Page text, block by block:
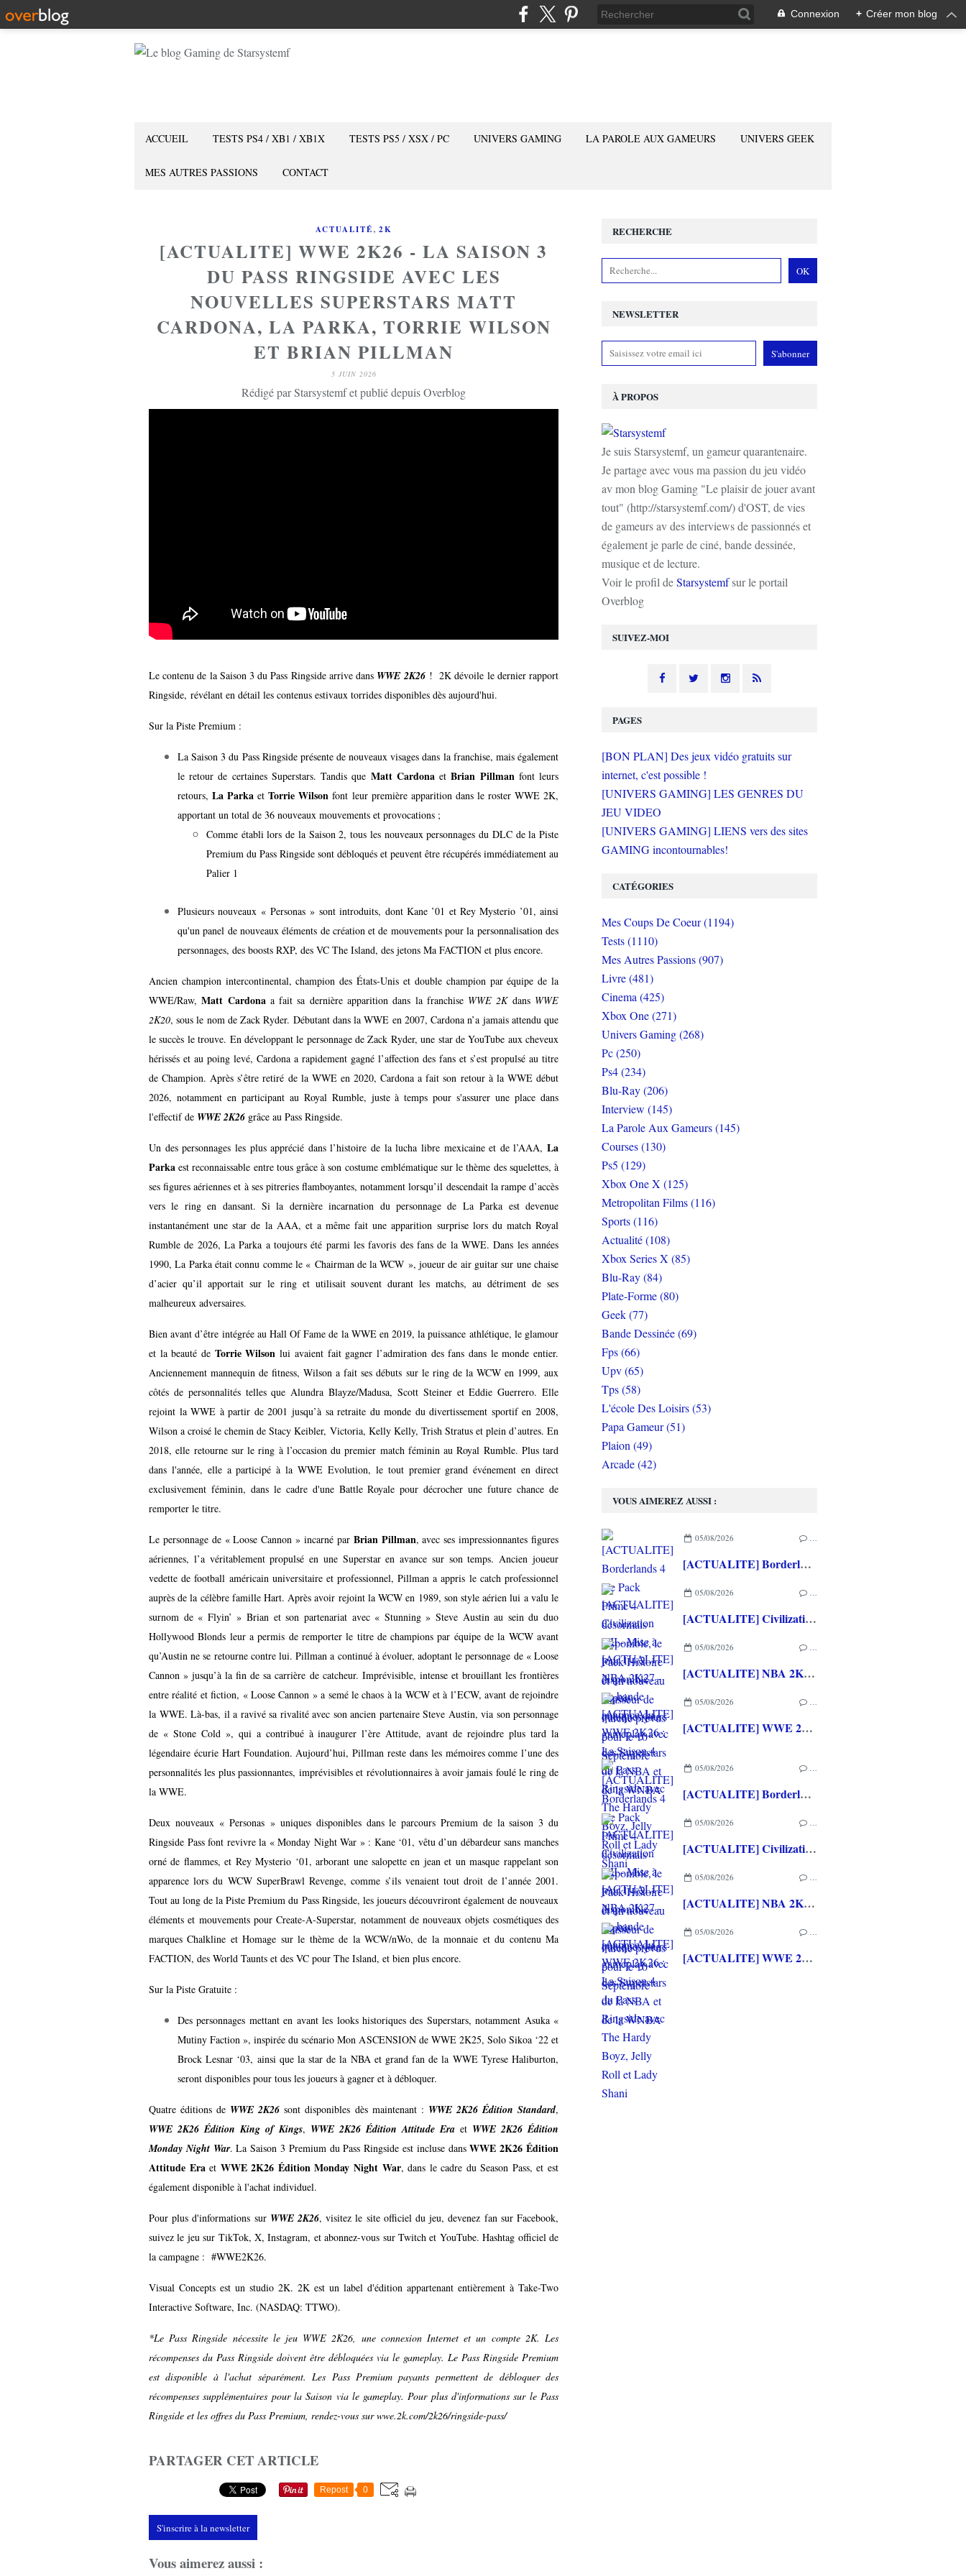
Connexion + Créer mon blog
ACCUEIL TESTS PS4 / XB1 / XB1X TESTS PS5 / XSX / PC UNIVERS GAMING LA PAROLE AUX GAMEURS UNIVERS GEEK
MES AUTRES PASSIONS CONTACT
ACTUALITÉ, 2K
[ACTUALITE] WWE 2K26 - LA SAISON 3
DU PASS RINGSIDE AVEC LES
NOUVELLES SUPERSTARS MATT
CARDONA, LA PARKA, TORRIE WILSON
ET BRIAN PILLMAN
5 JUIN 2026
Rédigé par Starsystemf et publié depuis Overblog
Le contenu de la Saison 3 du Pass Ringside arrive dans WWE 2K26! 2K dévoile le dernierrapport
Ringside, révélant en détail les contenus estivaux torrides disponibles dès aujourd'hui.
Sur la Piste Premium :
La Saison 3 du Pass Ringside présente de nouveaux visages dans la franchise, mais également
le retour de certaines Superstars. Tandis que Matt Cardona etBrian Pillman font leurs
retours,La Parka etTorrie Wilson font leur première apparition dans le roster WWE 2K,
apportant un total de 36 nouveaux mouvements et provocations ;
Comme établi lors de la Saison 2, tous les nouveaux personnages du DLC de la Piste
Premium du Pass Ringside sont débloqués et peuvent être récupérés immédiatement au
Palier 1
Plusieurs nouveaux « Personas » sont introduits, dont Kane ’01 et Rey Mysterio ’01, ainsi
qu'un panel de nouveaux éléments de création et de mouvements pour la personnalisation des
personnages, des boosts RXP, des VC The Island, des jetons Ma FACTION et plus encore.
Ancien champion intercontinental, champion des États-Unis et double champion par équipe de la
WWE/Raw,Matt Cardona a fait sa dernière apparition dans la franchise WWE 2Kdans WWE
2K20, sous le nom de Zack Ryder. Débutant dans la WWE en 2007, Cardona n’a jamais attendu que
le succès le trouve. En développant le personnage de Zack Ryder, une star de YouTube aux cheveux
hérissés et au poing levé, Cardona a rapidement gagné l’affection des fans et s’est propulsé au titre
de Champion. Après s’être retiré de la WWE en 2020, Cardona a fait son retour à la WWE début
2026, notamment en participant au Royal Rumble, juste à temps pour s'assurer une place dans
l'effectif de WWE 2K26 grâce au Pass Ringside.
Un des personnages les plus apprécié dans l’histoire de la lucha libre mexicaine et de l’AAA, La
Parka est reconnaissable entre tous grâce à son costume emblématique sur le thème des squelettes, à
ses figures aériennes et à ses pitreries flamboyantes, notamment lorsqu’il descendait la rampe d’accès
vers le ring en dansant. Si la dernière incarnation du personnage de La Parka est devenue
instantanément une star de la AAA, et a même fait une apparition surprise lors du match Royal
Rumble de 2026, La Parka a toujours été parmi les favoris des fans de la WWE. Dans les années
1990, La Parka était connu comme le « Chairman de la WCW », joueur de air guitar sur une chaise
d’acier qu’il apportait sur le ring et utilisait souvent durant les matchs, au détriment de ses
malheureux adversaires.
Bien avant d’être intégrée au Hall Of Fame de la WWE en 2019, la puissance athlétique, le glamour
et la beauté de Torrie Wilson lui avaient fait gagner l’admiration des fans dans le monde entier.
Anciennement mannequin de fitness, Wilson a fait ses débuts sur le ring de la WCW en 1999, aux
côtés de personnalités telles que Alundra Blayze/Madusa, Scott Steiner et Eddie Guerrero. Elle
rejoint la WWE à partir de 2001 jusqu’à sa retraite du monde du divertissement sportif en 2008,
Wilson a croisé le chemin de Stacy Keibler, Victoria, Kelly Kelly, Trish Stratus et plein d’autres. En
2018, elle retourne sur le ring à l’occasion du premier match féminin au Royal Rumble. Plus tard
dans l'année, elle a participé à la WWE Evolution, le tout premier grand événement en direct
exclusivement féminin, dans le cadre d'une Battle Royale pour décrocher une future chance de
remporter le titre.
Le personnage de « Loose Cannon » incarné par Brian Pillman, avec ses impressionnantes figures
aériennes, l’a véritablement propulsé en une Superstar en avance sur son temps. Ancien joueur
vedette de football américain universitaire et professionnel, Pillman a appris le catch professionnel
auprès de la célèbre famille Hart. Après avoir rejoint la WCW en 1989, son style aérien lui a valu le
surnom de « Flyin’ » Brian et son partenariat avec « Stunning » Steve Austin au sein du duo
Hollywood Blonds leur a permis de remporter le titre de champions par équipe de la WCW avant
qu’Austin ne se retourne contre lui. Pillman a continué à évoluer, adoptant le personnage de « Loose
Cannon » jusqu’à la fin de sa carrière de catcheur. Imprévisible, intense et brouillant les frontières
entre réalité et fiction, « Loose Cannon » a semé le chaos à la WCW et à l’ECW, avant de rejoindre
la WWE. Là-bas, il a ravivé sa rivalité avec son ancien partenaire Steve Austin, via son personnage
de « Stone Cold », qui a contribué à inaugurer l’ère Attitude, avant de rejoindre plus tard la
légendaire écurie Hart Foundation. Aujourd’hui, Pillman reste dans les mémoires comme l’une des
personnalités les plus passionnantes, imprévisibles et révolutionnaires à avoir jamais foulé le ring de
la WWE.
Deux nouveaux « Personas » uniques disponibles dans le parcours Premium de la saison 3 du
Ringside Pass font revivre la « Monday Night War » : Kane ‘01, vêtu d’un débardeur sans manches
orné de flammes, et Rey Mysterio ‘01, arborant une salopette en jean et un masque rappelant son
apparence lors du WCW SuperBrawl Revenge, comme s’ils venaient tout droit de l’année 2001.
Tout au long de la Piste Premium du Pass Ringside, les joueurs découvriront également de nouveaux
éléments et mouvements pour Create-A-Superstar, notamment de nouveaux objets cosmétiques des
marques Chalkline et Homage sur le thème de la WCW/nWo, de la monnaie et du contenu Ma
FACTION, des World Taunts et des VC pour The Island, et bien plus encore.
Sur la Piste Gratuite :
Des personnages mettant en avant les looks historiques des Superstars, notamment Asuka «
Mutiny Faction », inspirée du scénario Mon ASCENSION de WWE 2K25, Solo Sikoa ‘22 et
Brock Lesnar ‘03, ainsi que la star de la NBA et grand fan de la WWE Tyrese Haliburton,
seront disponibles pour tous les joueurs à gagner et à débloquer.
Quatre éditions de WWE 2K26 sont disponibles dès maintenant : WWE 2K26 Édition Standard,
WWE 2K26 Édition King of Kings, WWE 2K26 Édition Attitude Era et WWE 2K26 Édition
Monday Night War. La Saison 3 Premium du Pass Ringside est incluse dansWWE 2K26 Édition
Attitude Era et WWE 2K26 Édition Monday Night War, dans le cadre du Season Pass, et est
également disponible à l'achat individuel.
Pour plus d'informations sur WWE 2K26, visitezle site officiel du jeu, devenez fan sur Facebook,
suivez le jeu sur TikTok,X,Instagram, et abonnez-vous surTwitch et YouTube. Hashtag officiel de
la campagne : #WWE2K26.
Visual Concepts est un studio 2K. 2K est un label d'édition appartenant entièrement à Take-Two
Interactive Software, Inc. (NASDAQ: TTWO).
*Le Pass Ringside nécessite le jeu WWE 2K26, une connexion Internet et un compte 2K. Les
récompenses du Pass Ringside doivent être débloquées via le gameplay. Le Pass Ringside Premium
est disponible à l'achat séparément. Les Pass Premium payants permettent de débloquer des
récompenses supplémentaires pour la Saison via le gameplay. Pour plus d'informations sur le Pass
Ringside et les offres du Pass Premium, rendez-vous surwwe.2k.com/2k26/ringside-pass/
PARTAGER CET ARTICLE
Repost 0
S'inscrire à la newsletter
Vous aimerez aussi :
NEWSLETTER
SUIVEZ-MOI
RECHERCHE
À PROPOS
Je suis Starsystemf, un gameur quarantenaire.
Je partage avec vous ma passion du jeu vidéo
av mon blog Gaming "Le plaisir de jouer avant
tout" (http://starsystemf.com/) d'OST, de vies
de gameurs av des interviews de passionnés et
également je parle de ciné, bande dessinée,
musique et de lecture.
Voir le profil deStarsystemfsur le portail
Overblog
VOUS AIMEREZ AUSSI :
05/08/2026 …
[ACTUALITE] Borderlands 4 : le Pack Prime 4 désormais disponible, le Pack Histoire et un nouveau chasseur de l’arche prévus pour le 10 Septembre
05/08/2026 …
[ACTUALITE] Civilization VII - Mise à jour 1.4.2 disponible depuis quelques jours
05/08/2026 …
[ACTUALITE] NBA 2K27 - La bande annonce du gameplay avec des Superstars de la NBA et de la WNBA
05/08/2026 …
[ACTUALITE] WWE 2K26 : La Saison 4 du Pass Ringside avec The Hardy Boyz, Jelly Roll et Lady Shani
05/08/2026 …
[ACTUALITE] Borderlands 4 : le Pack Prime 4 désormais disponible, le Pack Histoire et un nouveau chasseur de l’arche prévus pour le 10 Septembre
05/08/2026 …
[ACTUALITE] Civilization VII - Mise à jour 1.4.2 disponible depuis quelques jours
05/08/2026 …
[ACTUALITE] NBA 2K27 - La bande annonce du gameplay avec des Superstars de la NBA et de la WNBA
05/08/2026 …
[ACTUALITE] WWE 2K26 : La Saison 4 du Pass Ringside avec The Hardy Boyz, Jelly Roll et Lady Shani
PAGES
[BON PLAN] Des jeux vidéo gratuits sur
internet, c'est possible !
[UNIVERS GAMING] LES GENRES DU
JEU VIDEO
[UNIVERS GAMING] LIENS vers des sites
GAMING incontournables!
CATÉGORIES
Mes Coups De Coeur (1194)
Tests (1110)
Mes Autres Passions (907)
Livre (481)
Cinema (425)
Xbox One (271)
Univers Gaming (268)
Pc (250)
Ps4 (234)
Blu-Ray (206)
Interview (145)
La Parole Aux Gameurs (145)
Courses (130)
Ps5 (129)
Xbox One X (125)
Metropolitan Films (116)
Sports (116)
Actualité (108)
Xbox Series X (85)
Blu-Ray (84)
Plate-Forme (80)
Geek (77)
Bande Dessinée (69)
Fps (66)
Upv (65)
Tps (58)
L'école Des Loisirs (53)
Papa Gameur (51)
Plaion (49)
Arcade (42)